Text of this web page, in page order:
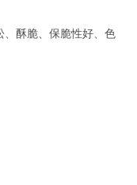
、酥脆、保脆性好、色